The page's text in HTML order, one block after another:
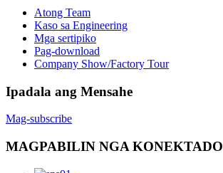
Atong Team
Kaso sa Engineering
Mga sertipiko
Pag-download
Company Show/Factory Tour
Ipadala ang Mensahe
Mag-subscribe
MAGPABILIN NGA KONEKTADO